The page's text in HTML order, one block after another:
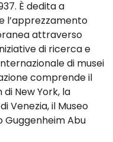
È dedita a
l’apprezzamento
attraverso
di ricerca e
di musei
comprende il
di New York, la
Venezia, il Museo
Guggenheim Abu